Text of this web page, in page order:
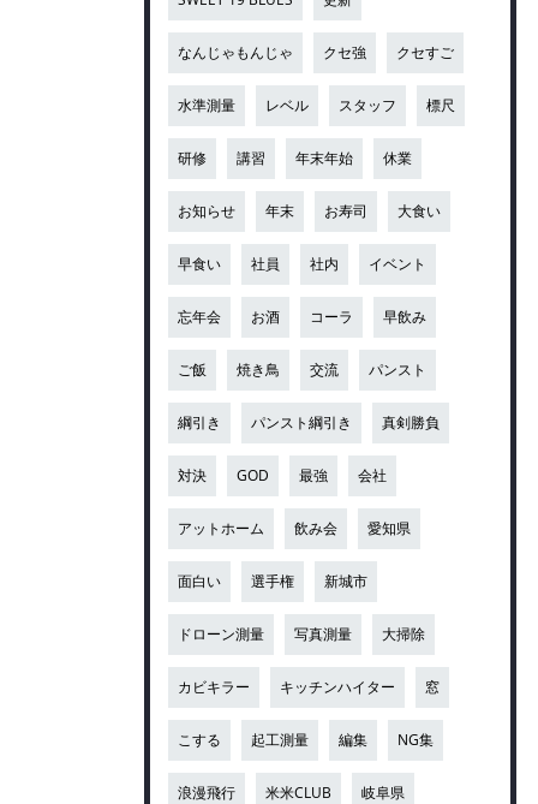
なんじゃもんじゃ クセ強 クセすご
水準測量 レベル スタッフ 標尺
研修 講習 年末年始 休業
お知らせ 年末 お寿司 大食い
早食い 社員 社内 イベント
忘年会 お酒 コーラ 早飲み
ご飯 焼き鳥 交流 パンスト
綱引き パンスト綱引き 真剣勝負
対決 GOD 最強 会社
アットホーム 飲み会 愛知県
面白い 選手権 新城市
ドローン測量 写真測量 大掃除
カビキラー キッチンハイター 窓
こする 起工測量 編集 NG集
浪漫飛行 米米CLUB 岐阜県